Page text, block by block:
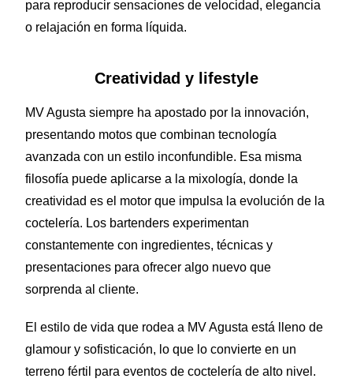
para reproducir sensaciones de velocidad, elegancia
o relajación en forma líquida.
Creatividad y lifestyle
MV Agusta siempre ha apostado por la innovación,
presentando motos que combinan tecnología
avanzada con un estilo inconfundible. Esa misma
filosofía puede aplicarse a la mixología, donde la
creatividad es el motor que impulsa la evolución de la
coctelería. Los bartenders experimentan
constantemente con ingredientes, técnicas y
presentaciones para ofrecer algo nuevo que
sorprenda al cliente.
El estilo de vida que rodea a MV Agusta está lleno de
glamour y sofisticación, lo que lo convierte en un
terreno fértil para eventos de coctelería de alto nivel.